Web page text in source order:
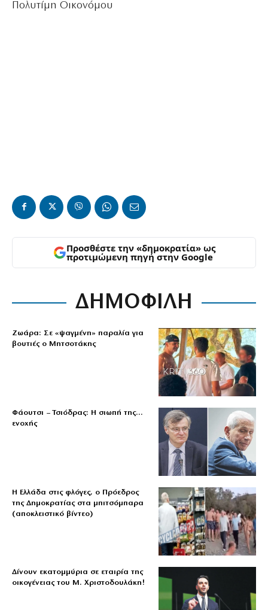
Πολυτίμη Οικονόμου
Προσθέστε την «δημοκρατία» ως
προτιμώμενη πηγή στην Google
ΔΗΜΟΦΙΛΗ
Ζωάρα: Σε «ψαγμένη» παραλία για
βουτιές ο Μητσοτάκης
Φάουτσι – Τσιόδρας: Η σιωπή της…
ενοχής
Η Ελλάδα στις φλόγες, ο Πρόεδρος
της Δημοκρατίας στα μπιτσόμπαρα
(αποκλειστικό βίντεο)
Δίνουν εκατομμύρια σε εταιρία της
οικογένειας του Μ. Χριστοδουλάκη!